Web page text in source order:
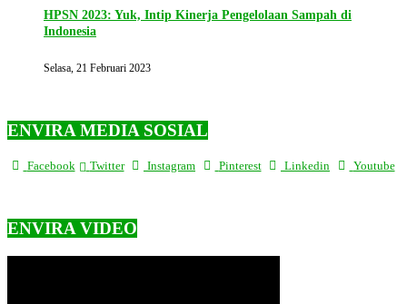
HPSN 2023: Yuk, Intip Kinerja Pengelolaan Sampah di
Indonesia
Selasa, 21 Februari 2023
ENVIRA MEDIA SOSIAL
Facebook Twitter Instagram Pinterest Linkedin Youtube
ENVIRA VIDEO